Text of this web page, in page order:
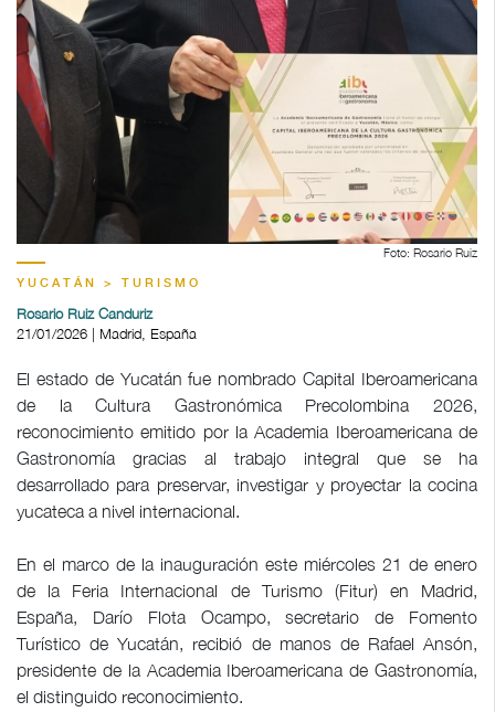
Foto: Rosario Ruiz
YUCATÁN > TURISMO
Rosario Ruiz Canduriz
21/01/2026 | Madrid, España
El estado de Yucatán fue nombrado Capital Iberoamericana
de la Cultura Gastronómica Precolombina 2026,
reconocimiento emitido por la Academia Iberoamericana de
Gastronomía gracias al trabajo integral que se ha
desarrollado para preservar, investigar y proyectar la cocina
yucateca a nivel internacional.
En el marco de la inauguración este miércoles 21 de enero
de la Feria Internacional de Turismo (Fitur) en Madrid,
España, Darío Flota Ocampo, secretario de Fomento
Turístico de Yucatán, recibió de manos de Rafael Ansón,
presidente de la Academia Iberoamericana de Gastronomía,
el distinguido reconocimiento.